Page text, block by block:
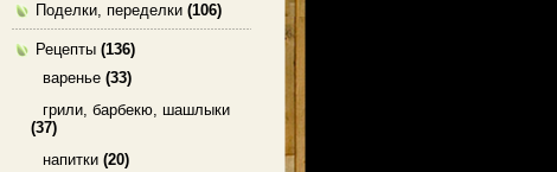
Поделки, переделки (106)
Рецепты (136)
варенье (33)
грили, барбекю, шашлыки
(37)
напитки (20)